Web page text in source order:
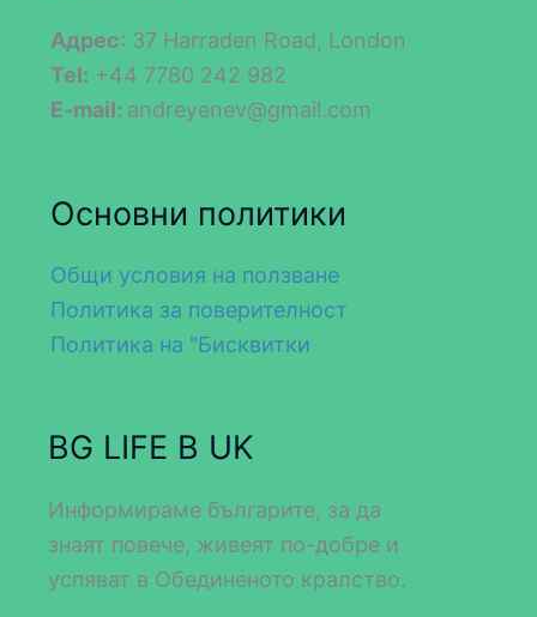
Адрес: 37 Harraden Road, London
Tel: +44 7780 242 982
E-mail: andreyenev@gmail.com
Основни политики
Общи условия на ползване
Политика за поверителност
Политика на "Бисквитки
BG LIFE В UK
Информираме българите, за да
знаят повече, живеят по-добре и
успяват в Обединеното кралство.